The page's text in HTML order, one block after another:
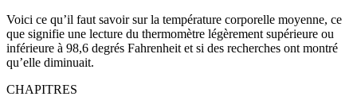
Voici ce qu’il faut savoir sur la température corporelle moyenne, ce
que signifie une lecture du thermomètre légèrement supérieure ou
inférieure à 98,6 degrés Fahrenheit et si des recherches ont montré
qu’elle diminuait.
CHAPITRES